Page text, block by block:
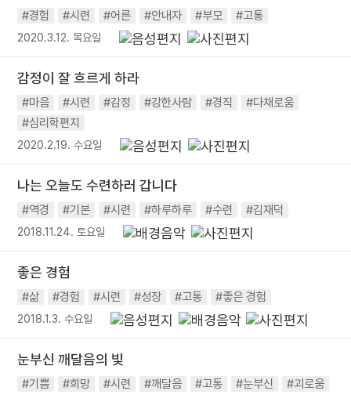
#경험 #시련 #어른 #안내자 #부모 #고통
2020.3.12. 목요일
감정이 잘 흐르게 하라
#마음 #시련 #감정 #강한사람 #경직
#다채로움
#심리학편지
2020.2.19. 수요일
나는 오늘도 수련하러 갑니다
#역경 #기본 #시련 #하루하루 #수련 #김재덕
2018.11.24. 토요일
좋은 경험
#삶 #경험 #시련 #성장 #고통 #좋은 경험
2018.1.3. 수요일
눈부신 깨달음의 빛
#기쁨 #희망 #시련 #깨달음 #고통 #눈부신 #괴로움